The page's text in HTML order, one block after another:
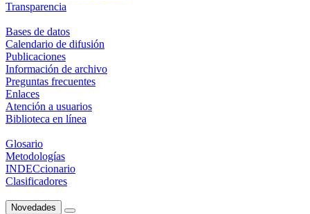
Transparencia
Bases de datos
Calendario de difusión
Publicaciones
Información de archivo
Preguntas frecuentes
Enlaces
Atención a usuarios
Biblioteca en línea
Glosario
Metodologías
INDECcionario
Clasificadores
Novedades